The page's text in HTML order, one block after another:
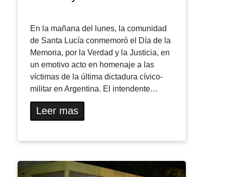
En la mañana del lunes, la comunidad
de Santa Lucía conmemoró el Día de la
Memoria, por la Verdad y la Justicia, en
un emotivo acto en homenaje a las
víctimas de la última dictadura cívico-
militar en Argentina. El intendente…
Leer mas